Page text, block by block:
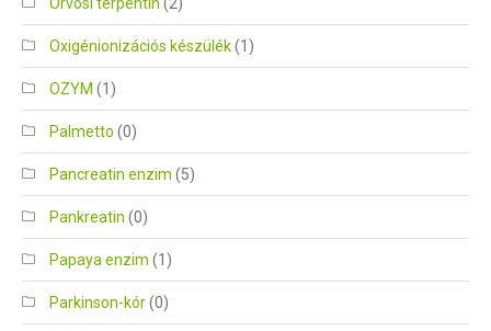
Oxigénionizációs készülék(1)
OZYM (1)
Palmetto (0)
Pancreatin enzim (5)
Pankreatin (0)
Papaya enzim (1)
Parkinson-kór(0)